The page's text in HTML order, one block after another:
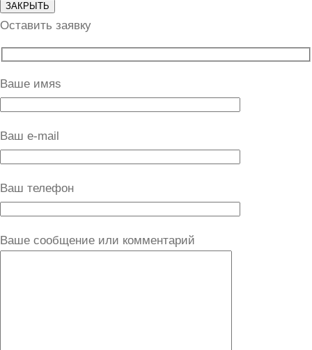
ЗАКРЫТЬ
Оставить заявку
Ваше имяs
Ваш e-mail
Ваш телефон
Ваше сообщение или комментарий